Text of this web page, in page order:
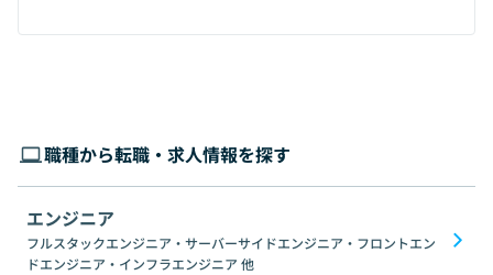
職種から転職・求人情報を探す
エンジニア
フルスタックエンジニア・サーバーサイドエンジニア・フロントエン
ドエンジニア・インフラエンジニア 他